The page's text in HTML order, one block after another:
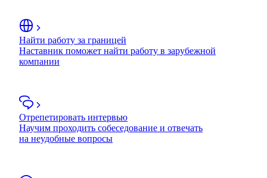
Найти работу за границей
Наставник поможет найти работу в зарубежной
компании
Отрепетировать интервью
Научим проходить собеседование и отвечать
на неудобные вопросы